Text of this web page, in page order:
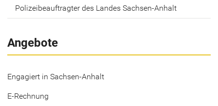
Po­li­zei­be­auf­trag­ter des Lan­des Sachsen-​Anhalt
Angebote
Engagiert in Sachsen-Anhalt
E-Rechnung